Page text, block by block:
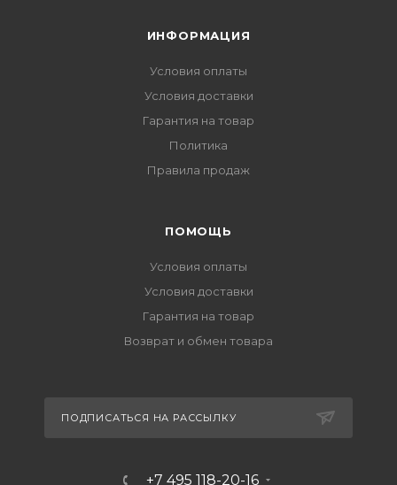
ИНФОРМАЦИЯ
Условия оплаты
Условия доставки
Гарантия на товар
Политика
Правила продаж
ПОМОЩЬ
Условия оплаты
Условия доставки
Гарантия на товар
Возврат и обмен товара
ПОДПИСАТЬСЯ НА РАССЫЛКУ
+7 495 118-20-16